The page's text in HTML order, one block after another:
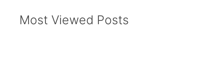
Most Viewed Posts